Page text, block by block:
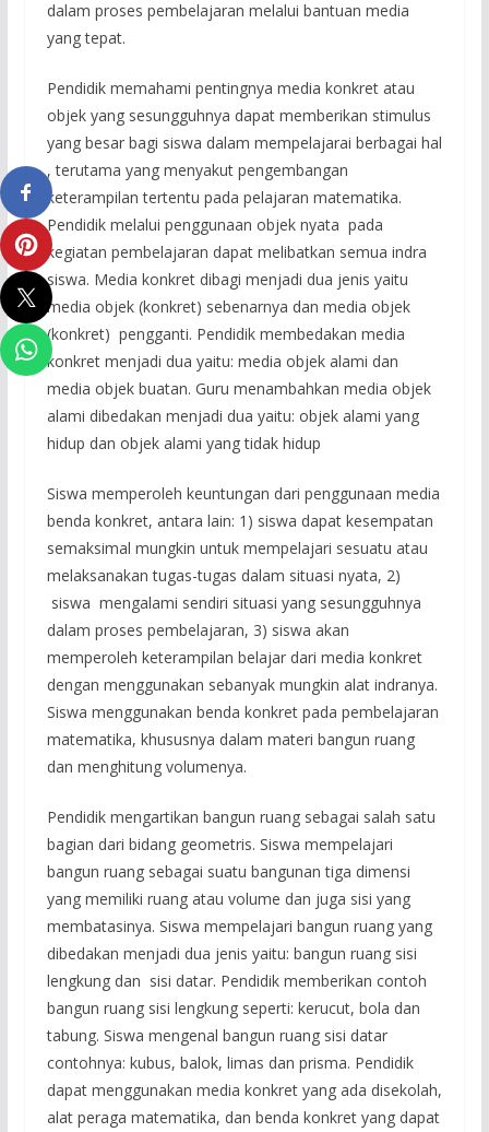
dalam proses pembelajaran melalui bantuan media
yang tepat.
Pendidik memahami pentingnya media konkret atau
objek yang sesungguhnya dapat memberikan stimulus
yang besar bagi siswa dalam mempelajarai berbagai hal
, terutama yang menyakut pengembangan
keterampilan tertentu pada pelajaran matematika.
Pendidik melalui penggunaan objek nyata pada
kegiatan pembelajaran dapat melibatkan semua indra
siswa. Media konkret dibagi menjadi dua jenis yaitu
media objek (konkret) sebenarnya dan media objek
(konkret) pengganti. Pendidik membedakan media
konkret menjadi dua yaitu: media objek alami dan
media objek buatan. Guru menambahkan media objek
alami dibedakan menjadi dua yaitu: objek alami yang
hidup dan objek alami yang tidak hidup
Siswa memperoleh keuntungan dari penggunaan media
benda konkret, antara lain: 1) siswa dapat kesempatan
semaksimal mungkin untuk mempelajari sesuatu atau
melaksanakan tugas-tugas dalam situasi nyata, 2)
siswa mengalami sendiri situasi yang sesungguhnya
dalam proses pembelajaran, 3) siswa akan
memperoleh keterampilan belajar dari media konkret
dengan menggunakan sebanyak mungkin alat indranya.
Siswa menggunakan benda konkret pada pembelajaran
matematika, khususnya dalam materi bangun ruang
dan menghitung volumenya.
Pendidik mengartikan bangun ruang sebagai salah satu
bagian dari bidang geometris. Siswa mempelajari
bangun ruang sebagai suatu bangunan tiga dimensi
yang memiliki ruang atau volume dan juga sisi yang
membatasinya. Siswa mempelajari bangun ruang yang
dibedakan menjadi dua jenis yaitu: bangun ruang sisi
lengkung dan sisi datar. Pendidik memberikan contoh
bangun ruang sisi lengkung seperti: kerucut, bola dan
tabung. Siswa mengenal bangun ruang sisi datar
contohnya: kubus, balok, limas dan prisma. Pendidik
dapat menggunakan media konkret yang ada disekolah,
alat peraga matematika, dan benda konkret yang dapat